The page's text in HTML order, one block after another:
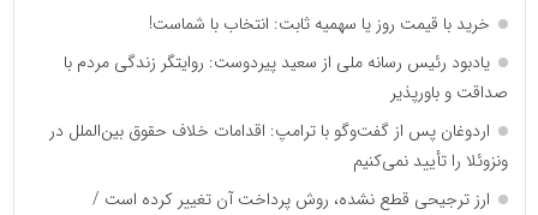
خرید با قیمت روز یا سهمیه ثابت: انتخاب با شماست!
یادبود رئیس رسانه ملی از سعید پیردوست: روایتگر زندگی مردم با
صداقت و باورپذیر
اردوغان پس از گفت‌وگو با ترامپ: اقدامات خلاف حقوق بین‌الملل در
ونزوئلا را تأیید نمی‌کنیم
ارز ترجیحی قطع نشده، روش پرداخت آن تغییر کرده است /